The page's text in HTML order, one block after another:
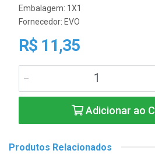
Embalagem: 1X1
Fornecedor: EVO
R$ 11,35
Adicionar ao
Produtos Relacionados